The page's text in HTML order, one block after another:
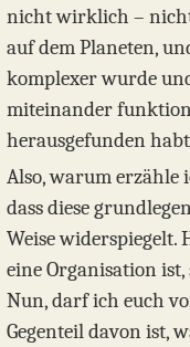
nicht wirklich – nicht
auf dem Planeten,
komplexer wurde
miteinander
herausgefunden
Also, warum erzähle
dass diese
Weise widerspiegelt.
eine Organisation
Nun, darf ich euch
Gegenteil davon ist,